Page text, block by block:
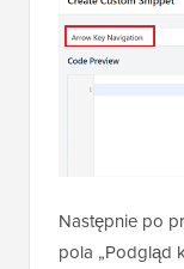
Następnie po
pola „Podgląd